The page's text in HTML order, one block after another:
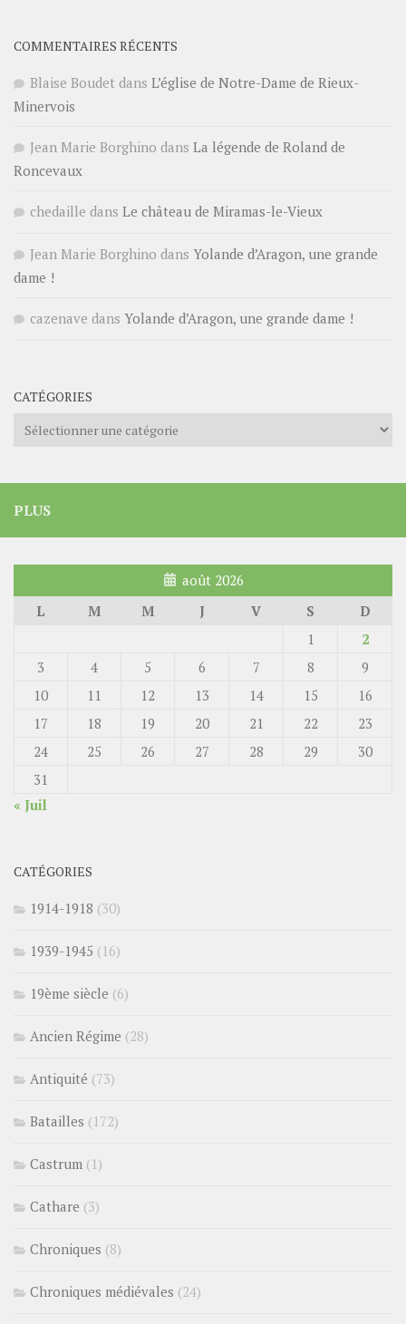
COMMENTAIRES RÉCENTS
Blaise Boudet dans L’église de Notre-Dame de Rieux-
Minervois
Jean Marie Borghino dans La légende de Roland de
Roncevaux
chedaille dans Le château de Miramas-le-Vieux
Jean Marie Borghino dans Yolande d’Aragon, une grande
dame !
cazenave dans Yolande d’Aragon, une grande dame !
CATÉGORIES
Catégories
PLUS
août 2026
L
M M J V S
D
1
2
3
4 5 6 7 8
9
10
11 12 13 14 15
16
17
18 19 20 21 22
23
24
25 26 27 28 29
30
31
« Juil
CATÉGORIES
1914-1918 (30)
1939-1945 (16)
19ème siècle (6)
Ancien Régime (28)
Antiquité (73)
Batailles (172)
Castrum (1)
Cathare (3)
Chroniques (8)
Chroniques médiévales (24)